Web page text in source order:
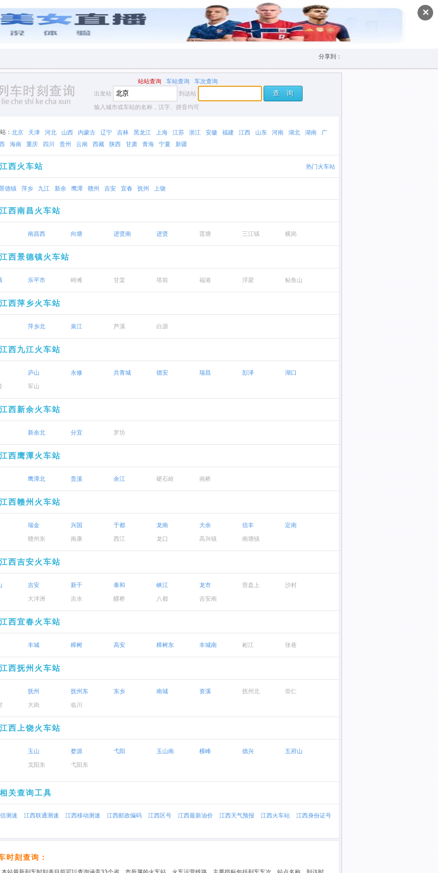
✕
分享到：
站站查询 车站查询
车次查询
出发站
到达站 查 询
输入城市或车站的名称，汉字、拼音均可
： 北京 天津 河北 山西 内蒙古 辽宁 吉林 黑龙江 上海 江苏 浙江 安徽 福建 江西 山东 河南 湖北 湖南
广
海南 重庆 四川 贵州 云南 西藏 陕西 甘肃 青海 宁夏 新疆
江西火车站 热门火车站
德镇 萍乡 九江 新余 鹰潭 赣州 吉安 宜春 抚州 上饶
江西南昌火车站
南昌西 向塘 进贤南 进贤 莲塘 三江镇 横岗
江西景德镇火车站
乐平市 峙滩 甘棠 塔前 福港 浮梁 鲇鱼山
江西萍乡火车站
萍乡北 泉江 芦溪 白源
江西九江火车站
庐山 永修 共青城 德安 瑞昌 彭泽
湖口
军山
江西新余火车站
新余北 分宜 罗坊
江西鹰潭火车站
鹰潭北 贵溪 余江 硬石岭 画桥
江西赣州火车站
瑞金 兴国 于都 龙南 大余 信丰
定南
赣州东 南康 西江 龙口 高兴镇 南塘镇
江西吉安火车站
吉安 新干 泰和 峡江 龙市 营盘上
沙村
大洋洲 吉水 醪桥 八都 吉安南
江西宜春火车站
丰城 樟树 高安 樟树东 丰城南 彬江 张巷
江西抚州火车站
抚州 抚州东 东乡 南城 资溪 抚州北
崇仁
大岗 临川
江西上饶火车站
玉山 婺源 弋阳 玉山南 横峰 德兴
五府山
戈阳东 弋阳东
相关查询工具
测速 江西联通测速 江西移动测速 江西邮政编码 江西区号 江西最新油价 江西天气预报 江西火车站
江西身份证号
时刻查询：